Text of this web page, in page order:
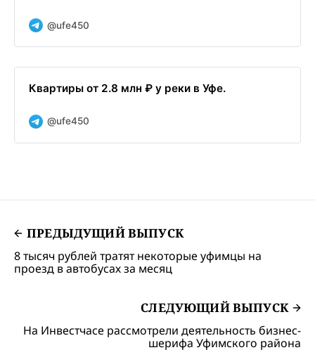
@ufe450
Квартиры от 2.8 млн ₽ у реки в Уфе.
@ufe450
ПРЕДЫДУЩИЙ ВЫПУСК
8 тысяч рублей тратят некоторые уфимцы на
проезд в автобусах за месяц
СЛЕДУЮЩИЙ ВЫПУСК
На Инвестчасе рассмотрели деятельность бизнес-
шерифа Уфимского района